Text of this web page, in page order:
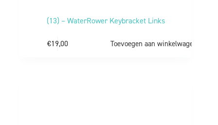
(13) – WaterRower Keybracket Links
€19,00 Toevoegen aan winkelwagen